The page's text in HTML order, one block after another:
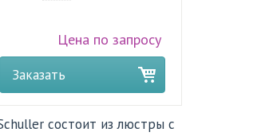
Цена по запросу
Заказать
состоит из люстры с